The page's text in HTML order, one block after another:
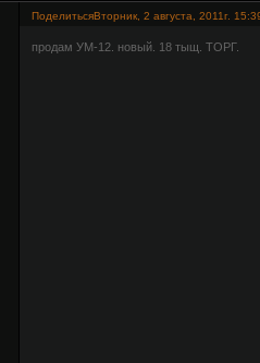
ПоделитьсяВторник, 2 августа, 2011г.
продам УМ-12. новый. 18 тыщ. ТОРГ.